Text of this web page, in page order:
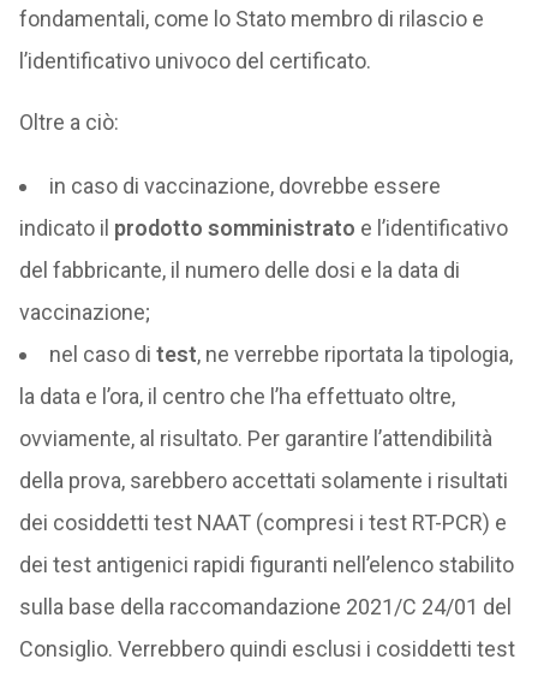
fondamentali, come lo Stato membro di rilascio e
l’identificativo univoco del certificato.
Oltre a ciò:
in caso di vaccinazione, dovrebbe essere
indicato il prodotto somministrato e l’identificativo
del fabbricante, il numero delle dosi e la data di
vaccinazione;
nel caso di test, ne verrebbe riportata la tipologia,
la data e l’ora, il centro che l’ha effettuato oltre,
ovviamente, al risultato. Per garantire l’attendibilità
della prova, sarebbero accettati solamente i risultati
dei cosiddetti test NAAT (compresi i test RT-PCR) e
dei test antigenici rapidi figuranti nell’elenco stabilito
sulla base della raccomandazione 2021/C 24/01 del
Consiglio. Verrebbero quindi esclusi i cosiddetti test